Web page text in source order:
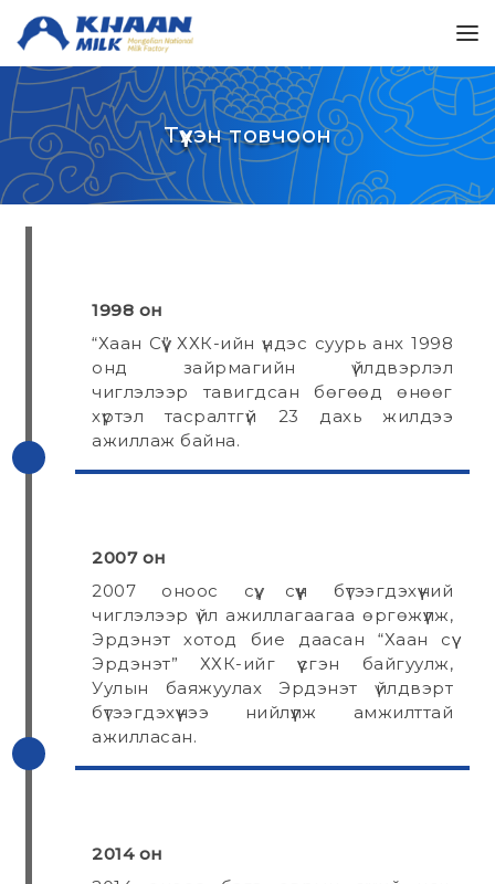
Түүхэн товчоон
1998 он
“Хаан Сүү” ХХК-ийн үндэс суурь анх 1998
онд зайрмагийн үйлдвэрлэл
чиглэлээр тавигдсан бөгөөд өнөөг
хүртэл тасралтгүй 23 дахь жилдээ
ажиллаж байна.
2007 он
2007 оноос сүү, сүүн бүтээгдэхүүний
чиглэлээр үйл ажиллагаагаа өргөжүүлж,
Эрдэнэт хотод бие даасан “Хаан сүү
Эрдэнэт” ХХК-ийг үүсгэн байгуулж,
Уулын баяжуулах Эрдэнэт үйлдвэрт
бүтээгдэхүүнээ нийлүүлж амжилттай
ажилласан.
2014 он